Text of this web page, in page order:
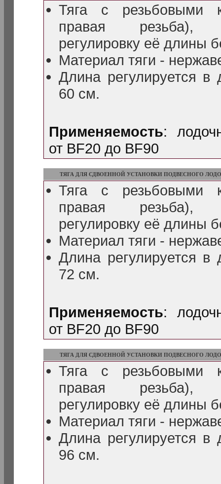
Тяга с резьбовыми
правая резьба),
регулировку её длины
Материал тяги -
Длина регулируется в
60 см.
Применяемость:
от BF20 до BF90
ТЯГА ДЛЯ СДВОЕННОЙ УСТАНОВКИ ПОДВЕСНОГО
Тяга с резьбовыми
правая резьба),
регулировку её длины
Материал тяги -
Длина регулируется в
72 см.
Применяемость:
от BF20 до BF90
ТЯГА ДЛЯ СДВОЕННОЙ УСТАНОВКИ ПОДВЕСНОГО
Тяга с резьбовыми
правая резьба),
регулировку её длины
Материал тяги -
Длина регулируется в
96 см.